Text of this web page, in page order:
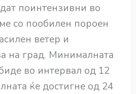
поинтензивни во
со пообилен пороен
ветер и
на град. Минималната
во интервал од 12
ќе достигне од 24